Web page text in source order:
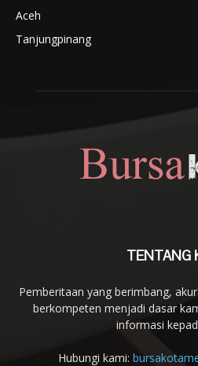
Aceh
Tanjungpinang
TENTANG
Pemberitaan yang berimbang,
berkompeten menjadi dasar
informasi
Hubungi kami: